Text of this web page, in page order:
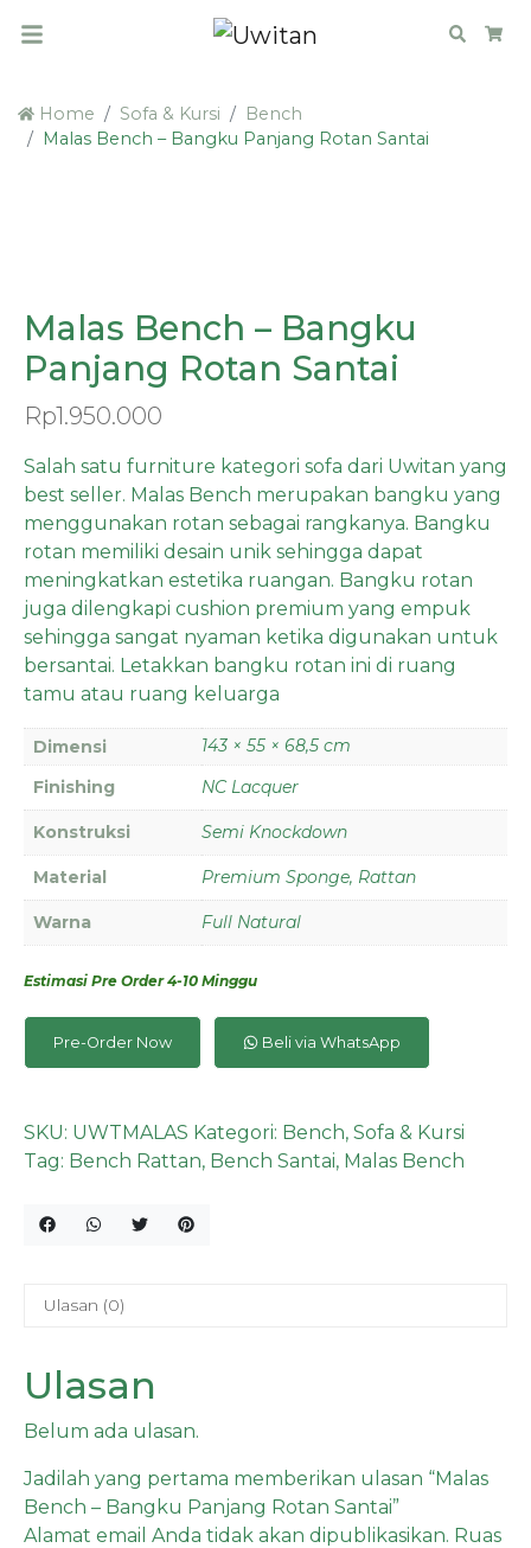
Search
Home Sofa & Kursi
Bench
Malas Bench – Bangku Panjang Rotan Santai
Malas Bench – Bangku
Panjang Rotan Santai
Rp1.950.000
Salah satu furniture kategori sofa dari Uwitan yang
best seller. Malas Bench merupakan bangku yang
menggunakan rotan sebagai rangkanya. Bangku
rotan memiliki desain unik sehingga dapat
meningkatkan estetika ruangan. Bangku rotan
juga dilengkapi cushion premium yang empuk
sehingga sangat nyaman ketika digunakan untuk
bersantai. Letakkan bangku rotan ini di ruang
tamu atau ruang keluarga
Dimensi
143 × 55 × 68,5 cm
Finishing
NC Lacquer
Konstruksi Semi Knockdown
Material Premium Sponge, Rattan
Warna Full Natural
Estimasi Pre Order 4-10 Minggu
Pre-Order Now Beli via WhatsApp
SKU: UWTMALAS Kategori: Bench, Sofa & Kursi
Tag: Bench Rattan, Bench Santai, Malas Bench
Ulasan (0)
Ulasan
Belum ada ulasan.
Jadilah yang pertama memberikan ulasan “Malas
Bench – Bangku Panjang Rotan Santai”
Alamat email Anda tidak akan dipublikasikan. Ruas